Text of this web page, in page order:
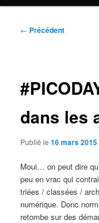
Navigation
← Précédent
dans les
Publié le16 mars 2015
Moui… on peut dire
peu en vrac qui
triées / classées /
numérique. Donc
retombe sur des